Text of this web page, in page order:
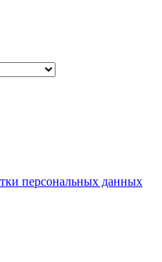
персональных данных